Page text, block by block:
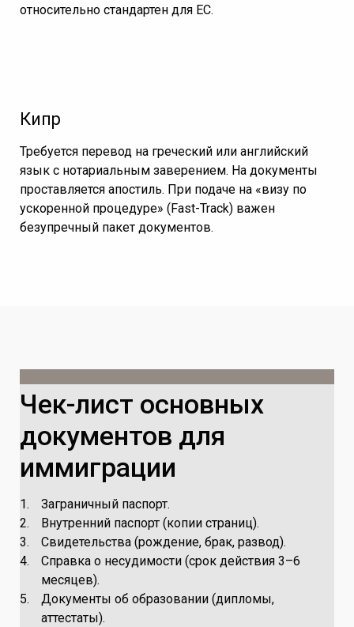
относительно стандартен для ЕС.
Кипр
Требуется перевод на греческий или английский
язык с нотариальным заверением. На документы
проставляется апостиль. При подаче на «визу по
ускоренной процедуре» (Fast-Track) важен
безупречный пакет документов.
Чек-лист основных
документов для
иммиграции
Заграничный паспорт.
Внутренний паспорт (копии страниц).
Свидетельства (рождение, брак, развод).
Справка о несудимости (срок действия 3–6
месяцев).
Документы об образовании (дипломы,
аттестаты).